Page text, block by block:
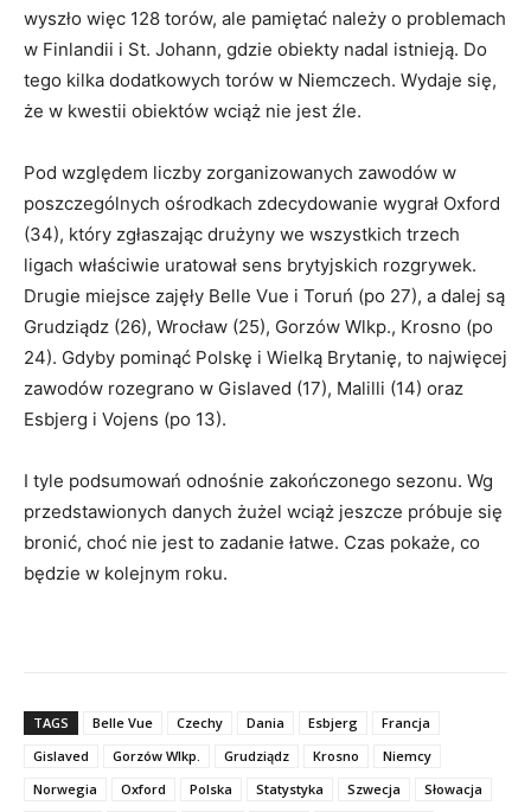
wyszło więc 128 torów, ale pamiętać należy o problemach
w Finlandii i St. Johann, gdzie obiekty nadal istnieją. Do
tego kilka dodatkowych torów w Niemczech. Wydaje się,
że w kwestii obiektów wciąż nie jest źle.
Pod względem liczby zorganizowanych zawodów w
poszczególnych ośrodkach zdecydowanie wygrał Oxford
(34), który zgłaszając drużyny we wszystkich trzech
ligach właściwie uratował sens brytyjskich rozgrywek.
Drugie miejsce zajęły Belle Vue i Toruń (po 27), a dalej są
Grudziądz (26), Wrocław (25), Gorzów Wlkp., Krosno (po
24). Gdyby pominąć Polskę i Wielką Brytanię, to najwięcej
zawodów rozegrano w Gislaved (17), Malilli (14) oraz
Esbjerg i Vojens (po 13).
I tyle podsumowań odnośnie zakończonego sezonu. Wg
przedstawionych danych żużel wciąż jeszcze próbuje się
bronić, choć nie jest to zadanie łatwe. Czas pokaże, co
będzie w kolejnym roku.
TAGS Belle Vue Czechy Dania Esbjerg
Francja
Gislaved
Gorzów Wlkp. Grudziądz Krosno
Niemcy
Norwegia
Oxford Polska Statystyka Szwecja
Słowacja